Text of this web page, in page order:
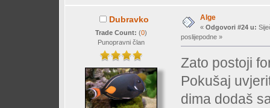
Dubravko
Trade Count: (0)
Punopravni član
Alge
« Odgovori #24 u:
poslijepodne »
Zato postoji
Pokušaj
dima dodaš